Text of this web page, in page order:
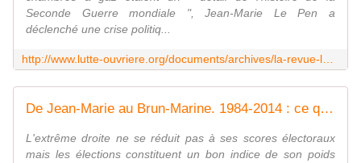
Seconde Guerre mondiale ", Jean-Marie Le Pen a
déclenché une crise politiq...
De Jean-Marie au Brun-Marine. 1984-2014 : ce qui a changé en trente ans à l'extrême droite
L'extrême droite ne se réduit pas à ses scores électoraux
mais les élections constituent un bon indice de son poids